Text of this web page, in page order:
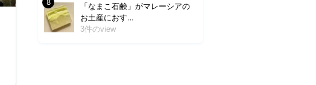
「なまこ石鹸」がマレーシアの
お土産におす…
3件のview